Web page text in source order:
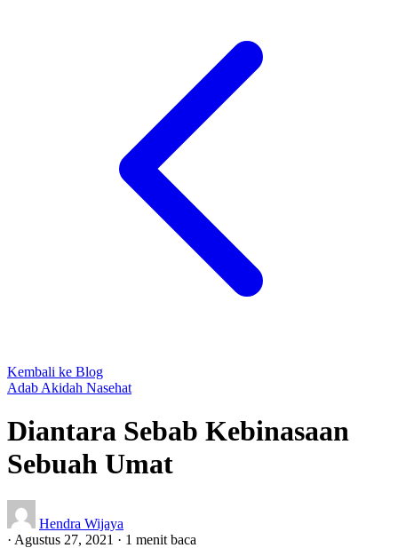
Kembali ke Blog
Adab Akidah Nasehat
Diantara Sebab Kebinasaan
Sebuah Umat
Hendra Wijaya
· Agustus 27, 2021 · 1 menit baca